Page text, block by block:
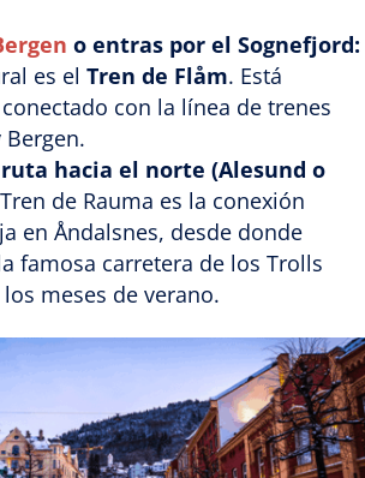
o entras por el Sognefjord:
es el Tren de Flåm. Está
con la línea de trenes
hacia el norte (Alesund o
de Rauma es la conexión
en Åndalsnes, desde donde
famosa carretera de los Trolls
meses de verano.